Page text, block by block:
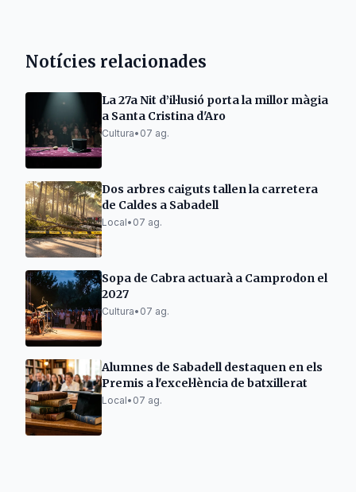
Notícies relacionades
La 27a Nit d’il·lusió porta la millor màgia
a Santa Cristina d'Aro
Cultura• 07 ag.
Dos arbres caiguts tallen la carretera
de Caldes a Sabadell
Local• 07 ag.
Sopa de Cabra actuarà a Camprodon el
2027
Cultura• 07 ag.
Alumnes de Sabadell destaquen en els
Premis a l'excel·lència de batxillerat
Local• 07 ag.